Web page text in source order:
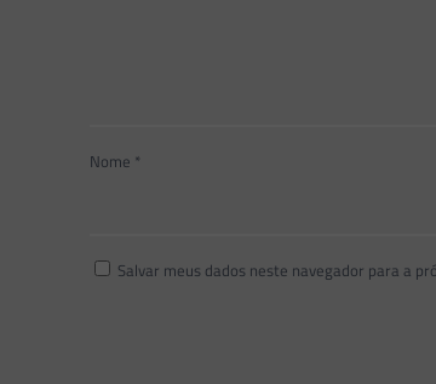
Nome *
Salvar meus dados neste navegador para a